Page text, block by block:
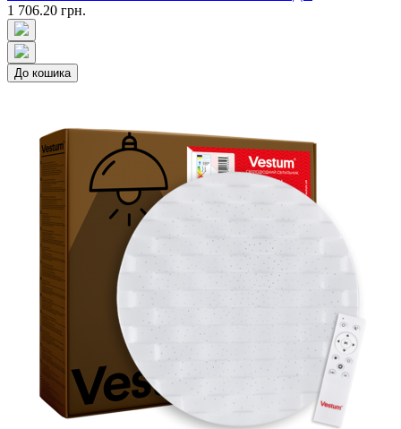
1 706.20 грн.
До кошика